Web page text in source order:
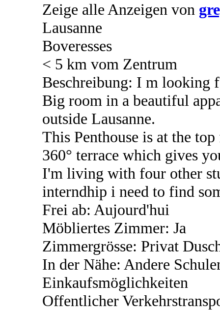
Zeige alle Anzeigen von
Lausanne
Boveresses
< 5 km vom Zentrum
Beschreibung: I m looking
Big room in a beautiful
outside Lausanne.
This Penthouse is at the
360° terrace which gives
I'm living with four other
interndhip i need to find
Frei ab: Aujourd'hui
Möbliertes Zimmer: Ja
Zimmergrösse: Privat
In der Nähe: Andere
Einkaufsmöglichkeiten
Offentlicher